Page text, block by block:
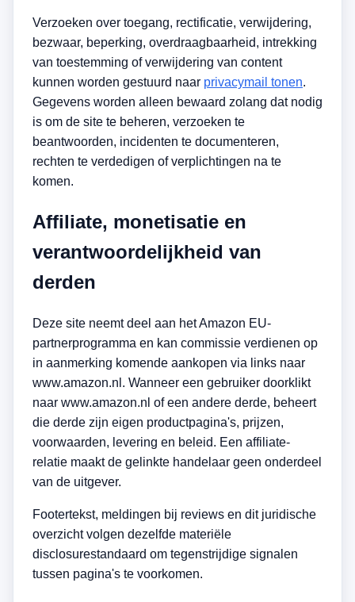
Verzoeken over toegang, rectificatie, verwijdering,
bezwaar, beperking, overdraagbaarheid, intrekking
van toestemming of verwijdering van content
kunnen worden gestuurd naar privacymail tonen.
Gegevens worden alleen bewaard zolang dat nodig
is om de site te beheren, verzoeken te
beantwoorden, incidenten te documenteren,
rechten te verdedigen of verplichtingen na te
komen.
Affiliate, monetisatie en
verantwoordelijkheid van
derden
Deze site neemt deel aan het Amazon EU-
partnerprogramma en kan commissie verdienen op
in aanmerking komende aankopen via links naar
www.amazon.nl. Wanneer een gebruiker doorklikt
naar www.amazon.nl of een andere derde, beheert
die derde zijn eigen productpagina's, prijzen,
voorwaarden, levering en beleid. Een affiliate-
relatie maakt de gelinkte handelaar geen onderdeel
van de uitgever.
Footertekst, meldingen bij reviews en dit juridische
overzicht volgen dezelfde materiële
disclosurestandaard om tegenstrijdige signalen
tussen pagina's te voorkomen.